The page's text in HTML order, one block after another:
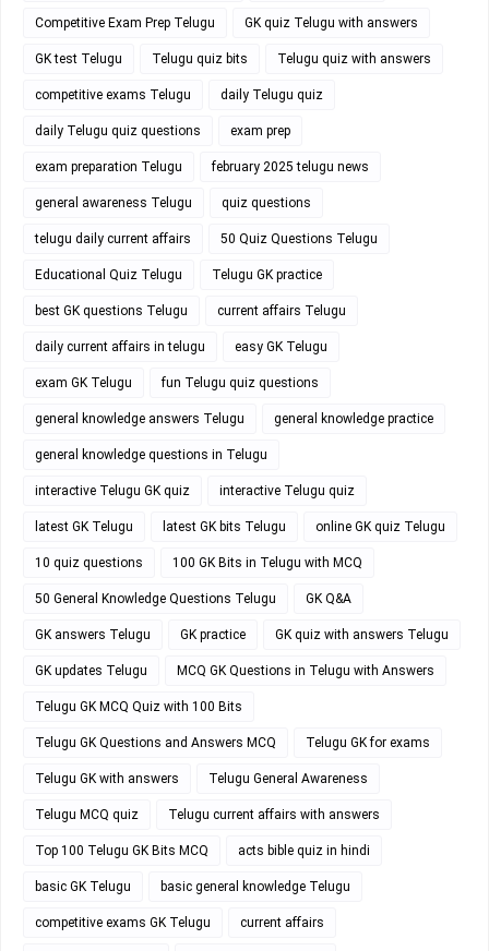
Competitive Exam Prep Telugu GK quiz Telugu with answers
GK test Telugu Telugu quiz bits Telugu quiz with answers
competitive exams Telugu daily Telugu quiz
daily Telugu quiz questions exam prep
exam preparation Telugu february 2025 telugu news
general awareness Telugu quiz questions
telugu daily current affairs 50 Quiz Questions Telugu
Educational Quiz Telugu Telugu GK practice
best GK questions Telugu current affairs Telugu
daily current affairs in telugu easy GK Telugu
exam GK Telugu fun Telugu quiz questions
general knowledge answers Telugu general knowledge practice
general knowledge questions in Telugu
interactive Telugu GK quiz interactive Telugu quiz
latest GK Telugu latest GK bits Telugu online GK quiz Telugu
10 quiz questions 100 GK Bits in Telugu with MCQ
50 General Knowledge Questions Telugu GK Q&A
GK answers Telugu GK practice GK quiz with answers Telugu
GK updates Telugu MCQ GK Questions in Telugu with Answers
Telugu GK MCQ Quiz with 100 Bits
Telugu GK Questions and Answers MCQ Telugu GK for exams
Telugu GK with answers Telugu General Awareness
Telugu MCQ quiz Telugu current affairs with answers
Top 100 Telugu GK Bits MCQ acts bible quiz in hindi
basic GK Telugu basic general knowledge Telugu
competitive exams GK Telugu current affairs